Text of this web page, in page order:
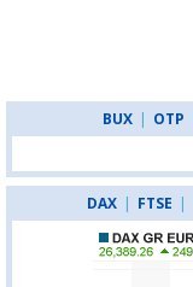
BUX | OTP
DAX | FTSE |